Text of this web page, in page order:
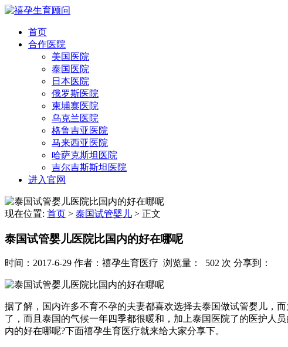
首页
合作医院
美国医院
泰国医院
日本医院
俄罗斯医院
柬埔寨医院
乌克兰医院
格鲁吉亚医院
马来西亚医院
哈萨克斯坦医院
吉尔吉斯斯坦医院
进入官网
现在位置: 首页 > 泰国试管婴儿 > 正文
泰国试管婴儿医院比国内的好在哪呢
时间：2017-6-29 作者：禧孕生育医疗 浏览量： 502 次 分享到：
据了解，国内许多不育不孕的夫妻都喜欢选择去泰国做试管婴儿，
了，而且泰国的气候一年四季都很暖和，加上泰国医院了的医护人
内的好在哪呢?下面禧孕生育医疗就来给大家分享下。